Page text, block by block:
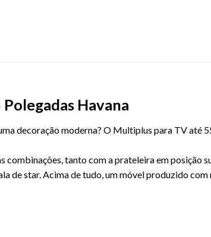
Havana
decoração moderna? O Multiplus para TV até
tanto com a prateleira em posição
de star. Acima de tudo, um móvel produzido